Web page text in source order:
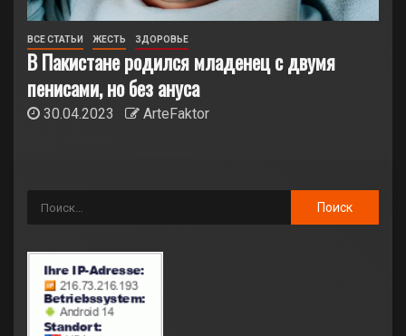
ВСЕ СТАТЬИ ЖЕСТЬ ЗДОРОВЬЕ
В Пакистане родился младенец с двумя
пенисами, но без ануса
30.04.2023 ArteFaktor